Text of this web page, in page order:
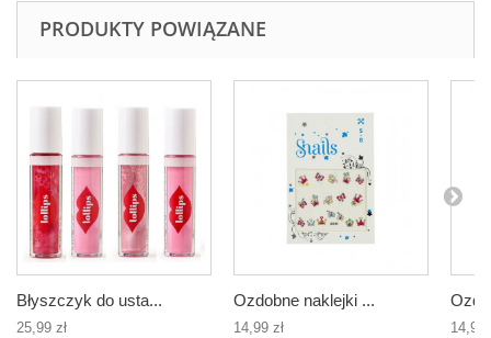
PRODUKTY POWIĄZANE
Błyszczyk do usta...
25,99 zł
Ozdobne naklejki ...
14,99 zł
14,99